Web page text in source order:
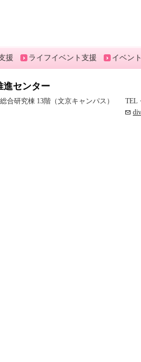
援 ライフイベント支援 イベン
進センター
合研究棟 13階（文京キャンパス）
TEL